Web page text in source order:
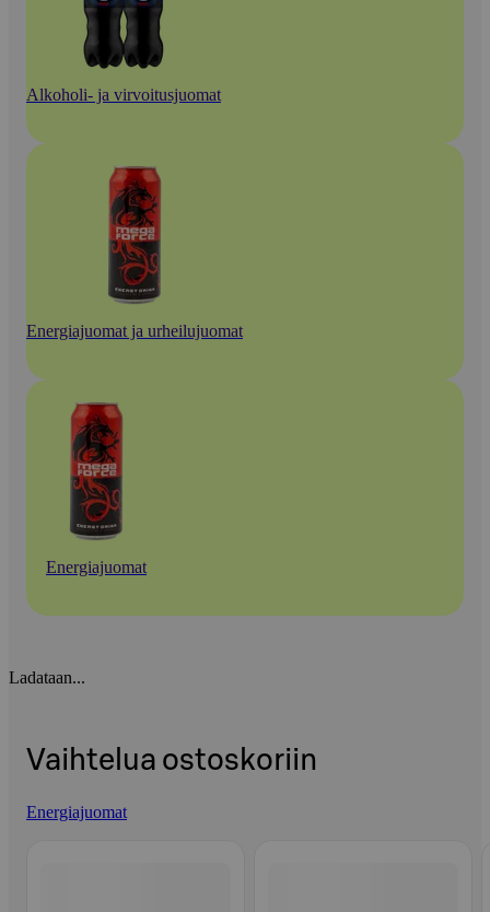
Alkoholi- ja virvoitusjuomat
Energiajuomat ja urheilujuomat
Energiajuomat
Ladataan...
Vaihtelua ostoskoriin
Energiajuomat